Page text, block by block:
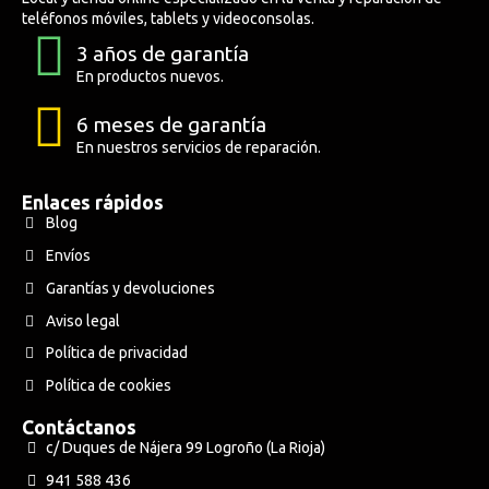
Altavoces Gaming
Gaming Auriculares y micrófonos
Sillones gaming
Componentes y periféricos
Accesorios PC
Software/licencias
Televisores
Android tv
Accesorios TV
Patinetes eléctricos
Domótica
Hogar
teléfonos móviles, tablets y videoconsolas.
3 años de garantía
En productos nuevos.
6 meses de garantía
En nuestros servicios de reparación.
Enlaces rápidos
Blog
Envíos
Garantías y devoluciones
Aviso legal
Política de privacidad
Política de cookies
Contáctanos
c/ Duques de Nájera 99 Logroño (La Rioja)
941 588 436